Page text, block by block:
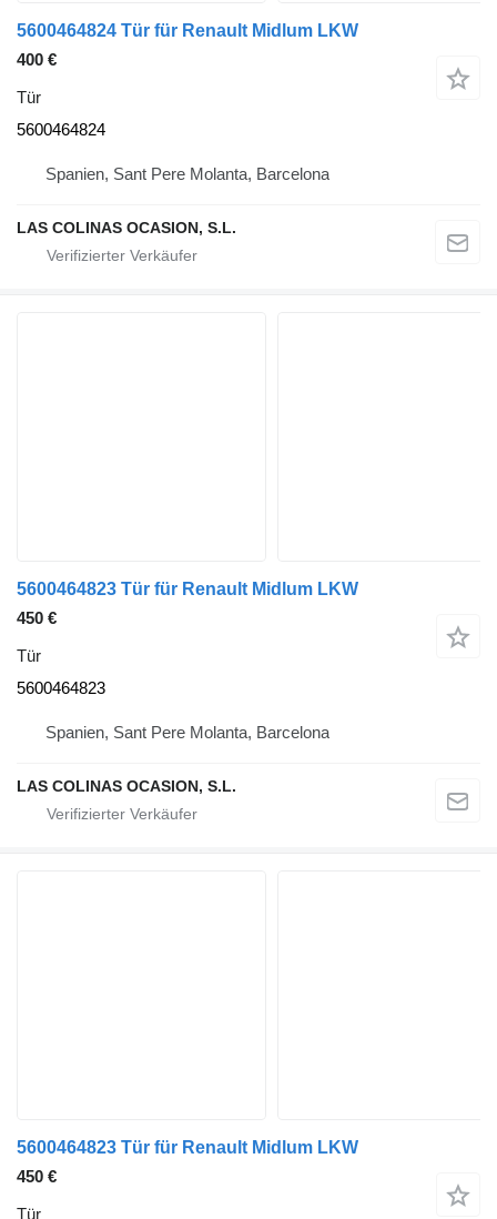
5600464824 Tür für Renault Midlum LKW
400 €
Tür
5600464824
Spanien, Sant Pere Molanta, Barcelona
LAS COLINAS OCASION, S.L.
5600464823 Tür für Renault Midlum LKW
450 €
Tür
5600464823
Spanien, Sant Pere Molanta, Barcelona
LAS COLINAS OCASION, S.L.
5600464823 Tür für Renault Midlum LKW
450 €
Tür